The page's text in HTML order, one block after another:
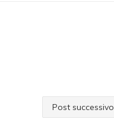
Post successivo